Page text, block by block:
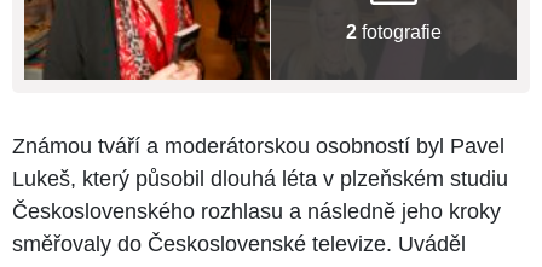
2 fotografie
Známou tváří a moderátorskou osobností byl Pavel
Lukeš, který působil dlouhá léta v plzeňském studiu
Československého rozhlasu a následně jeho kroky
směřovaly do Československé televize. Uváděl